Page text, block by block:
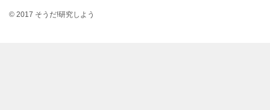
© 2017 そうだ!研究しよう